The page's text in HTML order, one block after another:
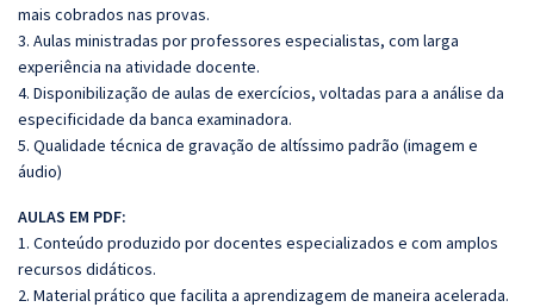
mais cobrados nas provas.
3. Aulas ministradas por professores especialistas, com larga
experiência na atividade docente.
4. Disponibilização de aulas de exercícios, voltadas para a análise da
especificidade da banca examinadora.
5. Qualidade técnica de gravação de altíssimo padrão (imagem e
áudio)
AULAS EM PDF:
1. Conteúdo produzido por docentes especializados e com amplos
recursos didáticos.
2. Material prático que facilita a aprendizagem de maneira acelerada.